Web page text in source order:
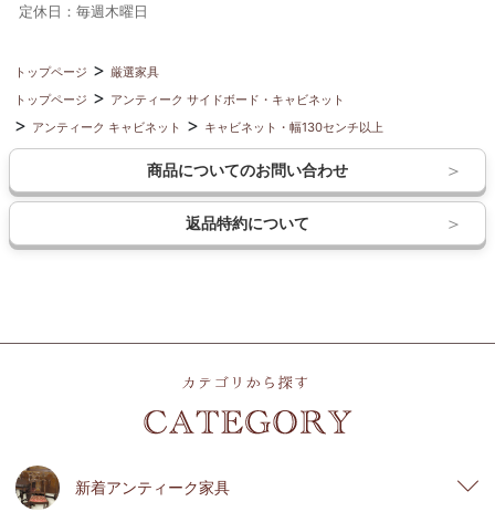
定休日：毎週木曜日
トップページ
厳選家具
トップページ
アンティーク サイドボード・キャビネット
アンティーク キャビネット
キャビネット・幅130センチ以上
商品についてのお問い合わせ
返品特約について
新着アンティーク家具